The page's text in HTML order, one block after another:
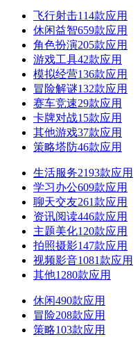
飞行射击114款应用
休闲益智659款应用
角色扮演205款应用
游戏工具42款应用
模拟经营136款应用
冒险解谜132款应用
赛车竞速29款应用
卡牌对战15款应用
其他游戏37款应用
策略塔防46款应用
生活服务2193款应用
学习办公609款应用
聊天交友261款应用
资讯阅读446款应用
主题美化120款应用
拍照摄影147款应用
视频影音1081款应用
其他1280款应用
休闲490款应用
冒险208款应用
策略103款应用